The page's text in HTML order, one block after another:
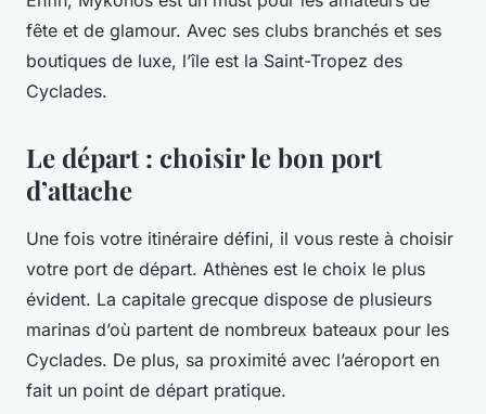
fête et de glamour. Avec ses clubs branchés et ses
boutiques de luxe, l’île est la Saint-Tropez des
Cyclades.
Le départ : choisir le bon port
d’attache
Une fois votre itinéraire défini, il vous reste à choisir
votre port de départ. Athènes est le choix le plus
évident. La capitale grecque dispose de plusieurs
marinas d’où partent de nombreux bateaux pour les
Cyclades. De plus, sa proximité avec l’aéroport en
fait un point de départ pratique.